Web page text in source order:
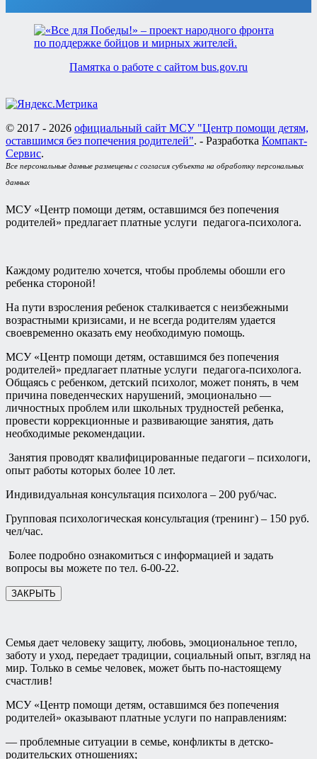
Памятка о работе с сайтом bus.gov.ru
© 2017 - 2026 официальный сайт МСУ "Центр помощи детям,
оставшимся без попечения родителей". - Разработка Компакт-
Сервис.
Все персональные данные размещены с согласия субъекта на обработку персональных
данных
МСУ «Центр помощи детям, оставшимся без попечения
родителей» предлагает платные услуги педагога-психолога.
Каждому родителю хочется, чтобы проблемы обошли его
ребенка стороной!
На пути взросления ребенок сталкивается с неизбежными
возрастными кризисами, и не всегда родителям удается
своевременно оказать ему необходимую помощь.
МСУ «Центр помощи детям, оставшимся без попечения
родителей» предлагает платные услуги педагога-психолога.
Общаясь с ребенком, детский психолог, может понять, в чем
причина поведенческих нарушений, эмоционально —
личностных проблем или школьных трудностей ребенка,
провести коррекционные и развивающие занятия, дать
необходимые рекомендации.
Занятия проводят квалифицированные педагоги – психологи,
опыт работы которых более 10 лет.
Индивидуальная консультация психолога – 200 руб/час.
Групповая психологическая консультация (тренинг) – 150 руб.
чел/час.
Более подробно ознакомиться с информацией и задать
вопросы вы можете по тел. 6-00-22.
ЗАКРЫТЬ
Семья дает человеку защиту, любовь, эмоциональное тепло,
заботу и уход, передает традиции, социальный опыт, взгляд на
мир. Только в семье человек, может быть по-настоящему
счастлив!
МСУ «Центр помощи детям, оставшимся без попечения
родителей» оказывают платные услуги по направлениям:
— проблемные ситуации в семье, конфликты в детско-
родительских отношениях;